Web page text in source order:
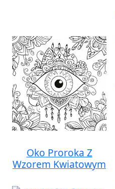
Oko Proroka Z
Wzorem Kwiatowym